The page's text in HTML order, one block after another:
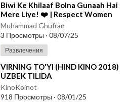
⁣Biwi Ke Khilaaf Bolna Gunaah Hai
Mere Liye! ❤️ | Respect Women
Clip"
Muhammad Ghufran
3 Просмотры · 08/07/25
Развлечения
⁣VIRNING TO'YI (HIND KINO 2018)
UZBEK TILIDA
KinoKoinot
918 Просмотры · 08/01/25